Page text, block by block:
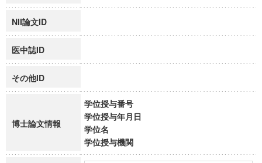
NII論文ID
医中誌ID
その他ID
博士論文情報
学位授与番号
学位授与年月日
学位名
学位授与機関